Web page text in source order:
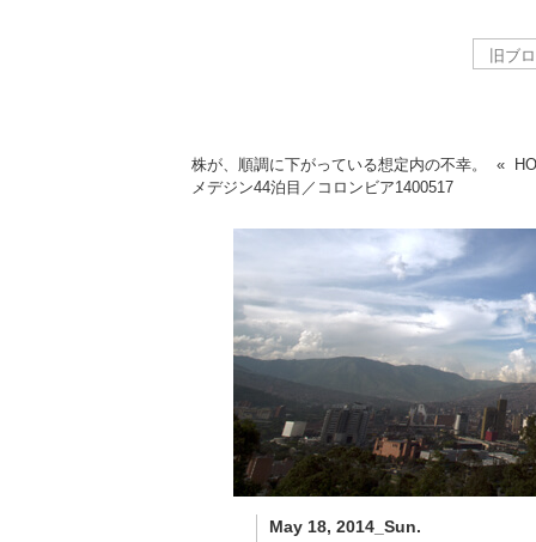
株が、順調に下がっている想定内の不幸。
メデジン44泊目／コロンビア1400517
«
May 18, 2014_Sun.